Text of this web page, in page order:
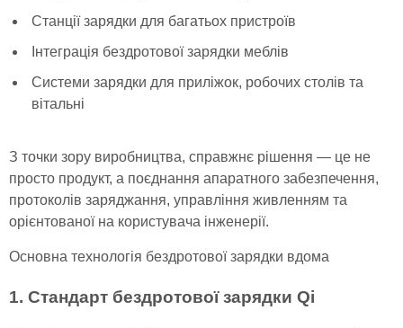
Станції зарядки для багатьох пристроїв
Інтеграція бездротової зарядки меблів
Системи зарядки для приліжок, робочих столів та
вітальні
З точки зору виробництва, справжнє рішення — це не
просто продукт, а поєднання апаратного забезпечення,
протоколів заряджання, управління живленням та
орієнтованої на користувача інженерії.
Основна технологія бездротової зарядки вдома
1. Стандарт бездротової зарядки Qi